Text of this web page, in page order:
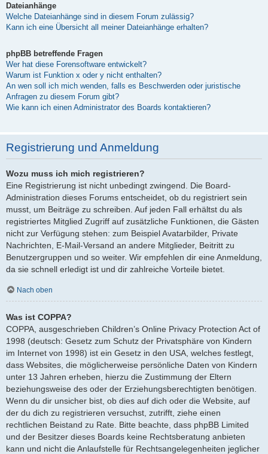
Dateianhänge
Welche Dateianhänge sind in diesem Forum zulässig?
Kann ich eine Übersicht all meiner Dateianhänge erhalten?
phpBB betreffende Fragen
Wer hat diese Forensoftware entwickelt?
Warum ist Funktion x oder y nicht enthalten?
An wen soll ich mich wenden, falls es Beschwerden oder juristische
Anfragen zu diesem Forum gibt?
Wie kann ich einen Administrator des Boards kontaktieren?
Registrierung und Anmeldung
Wozu muss ich mich registrieren?
Eine Registrierung ist nicht unbedingt zwingend. Die Board-
Administration dieses Forums entscheidet, ob du registriert sein
musst, um Beiträge zu schreiben. Auf jeden Fall erhältst du als
registriertes Mitglied Zugriff auf zusätzliche Funktionen, die Gästen
nicht zur Verfügung stehen: zum Beispiel Avatarbilder, Private
Nachrichten, E-Mail-Versand an andere Mitglieder, Beitritt zu
Benutzergruppen und so weiter. Wir empfehlen dir eine Anmeldung,
da sie schnell erledigt ist und dir zahlreiche Vorteile bietet.
Nach oben
Was ist COPPA?
COPPA, ausgeschrieben Children’s Online Privacy Protection Act of
1998 (deutsch: Gesetz zum Schutz der Privatsphäre von Kindern
im Internet von 1998) ist ein Gesetz in den USA, welches festlegt,
dass Websites, die möglicherweise persönliche Daten von Kindern
unter 13 Jahren erheben, hierzu die Zustimmung der Eltern
beziehungsweise des oder der Erziehungsberechtigten benötigen.
Wenn du dir unsicher bist, ob dies auf dich oder die Website, auf
der du dich zu registrieren versuchst, zutrifft, ziehe einen
rechtlichen Beistand zu Rate. Bitte beachte, dass phpBB Limited
und der Besitzer dieses Boards keine Rechtsberatung anbieten
kann und nicht die Anlaufstelle für Rechtsangelegenheiten jeglicher